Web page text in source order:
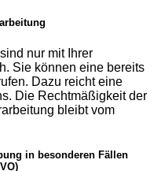
nur mit Ihrer
Sie können eine bereits
Dazu reicht eine
Die Rechtmäßigkeit der
bleibt vom
in besonderen Fällen